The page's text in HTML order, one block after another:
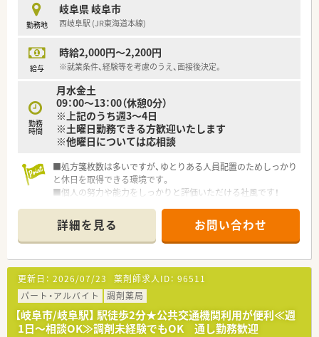
勤務地
岐阜県 岐阜市
西岐阜駅 (JR東海道本線)
給与
時給2,000円～2,200円
※就業条件、経験等を考慮のうえ、面接後決定。
勤務
時間
月水金土
09：00～13：00（休憩0分）
※上記のうち週3～4日
※土曜日勤務できる方歓迎いたします
※他曜日については応相談
■処方箋枚数は多いですが、ゆとりある人員配置のためしっかり
と休日を取得できる環境です。
■個人の努力や能力をしっかりと評価いただける社風です！
型の調剤薬局です。
■安江病院門前にあり多科目を応需しております。スキルアッ
プにも最適です！
■処方枚数は多いですが、薬剤師を多く配置しておりますので安
心して勤務ができます。
■しっかりと休日は取得できますのでプライベートが充実でき
ます！
■個人の努力や能力をしっかりと評価していただける社風です！
詳細を見る お問い合わせ
更新日： 2026/07/23 薬剤師求人ID： 96511
パート・アルバイト
調剤薬局
【岐阜市/岐阜駅】 駅徒歩2分★公共交通機関利用が便利≪週
1日～相談OK≫調剤未経験でもOK 通し勤務歓迎